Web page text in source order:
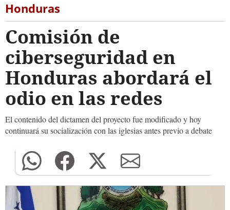
Honduras
Comisión de
ciberseguridad en
Honduras abordará el
odio en las redes
El contenido del dictamen del proyecto fue modificado y hoy
continuará su socialización con las iglesias antes previo a debate